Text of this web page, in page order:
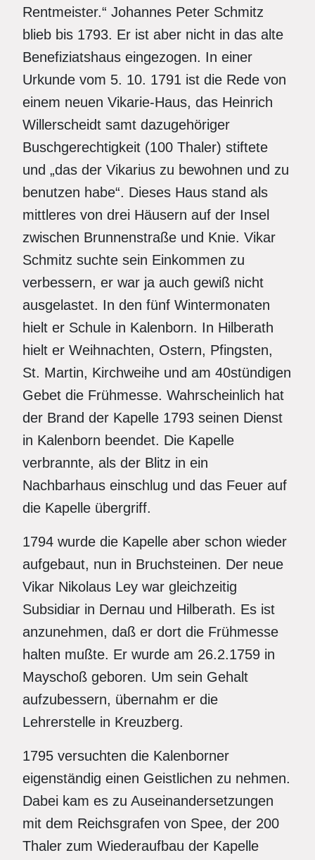
Rentmeister.“ Johannes Peter Schmitz
blieb bis 1793. Er ist aber nicht in das alte
Benefiziatshaus eingezogen. In einer
Urkunde vom 5. 10. 1791 ist die Rede von
einem neuen Vikarie-Haus, das Heinrich
Willerscheidt samt dazugehöriger
Buschgerechtigkeit (100 Thaler) stiftete
und „das der Vikarius zu bewohnen und zu
benutzen habe“. Dieses Haus stand als
mittleres von drei Häusern auf der Insel
zwischen Brunnenstraße und Knie. Vikar
Schmitz suchte sein Einkommen zu
verbessern, er war ja auch gewiß nicht
ausgelastet. In den fünf Wintermonaten
hielt er Schule in Kalenborn. In Hilberath
hielt er Weihnachten, Ostern, Pfingsten,
St. Martin, Kirchweihe und am 40stündigen
Gebet die Frühmesse. Wahrscheinlich hat
der Brand der Kapelle 1793 seinen Dienst
in Kalenborn beendet. Die Kapelle
verbrannte, als der Blitz in ein
Nachbarhaus einschlug und das Feuer auf
die Kapelle übergriff.
1794 wurde die Kapelle aber schon wieder
aufgebaut, nun in Bruchsteinen. Der neue
Vikar Nikolaus Ley war gleichzeitig
Subsidiar in Dernau und Hilberath. Es ist
anzunehmen, daß er dort die Frühmesse
halten mußte. Er wurde am 26.2.1759 in
Mayschoß geboren. Um sein Gehalt
aufzubessern, übernahm er die
Lehrerstelle in Kreuzberg.
1795 versuchten die Kalenborner
eigenständig einen Geistlichen zu nehmen.
Dabei kam es zu Auseinandersetzungen
mit dem Reichsgrafen von Spee, der 200
Thaler zum Wiederaufbau der Kapelle